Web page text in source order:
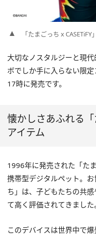
「たまごっち x
大切なノスタルジーと現
ボでしか手に入らない限
17時に発売です。
懐かしさあふれる
アイテム
1996年に発売された「た
携帯型デジタルペット。
ち」は、子どもたちの共
て高く評価されてきました。
このデバイスは世界中で